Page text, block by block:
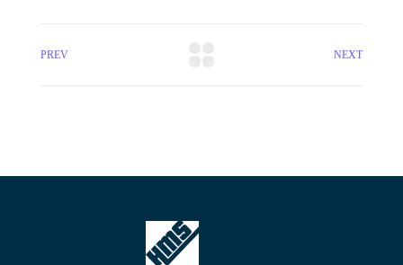
PREV NEXT